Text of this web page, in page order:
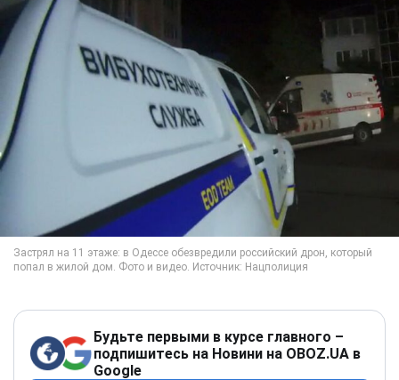
Будьте первыми в курсе главного –
подпишитесь на Новини на OBOZ.UA в
Google